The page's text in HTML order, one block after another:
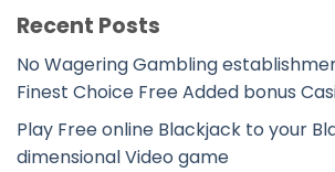
Recent Posts
No Wagering Gambling
Finest Choice Free Added bonus
Play Free online Blackjack to your
dimensional Video game